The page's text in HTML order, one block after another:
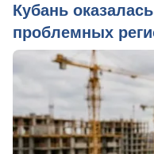
Кубань
проблемных